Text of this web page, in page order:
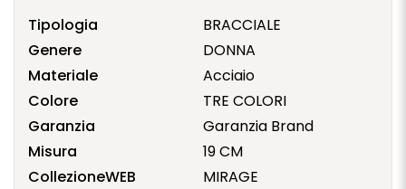
Tipologia
BRACCIALE
Genere
DONNA
Materiale
Acciaio
Colore
TRE COLORI
Garanzia
Garanzia Brand
Misura
19 CM
CollezioneWEB
MIRAGE